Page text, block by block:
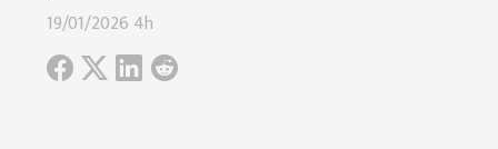
19/01/2026 4h